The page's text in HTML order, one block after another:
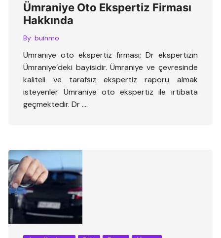
Ümraniye Oto Ekspertiz Firması
Hakkında
By: buinmo
Ümraniye oto ekspertiz firması; Dr ekspertizin
Ümraniye’deki bayisidir. Ümraniye ve çevresinde
kaliteli ve tarafsız ekspertiz raporu almak
isteyenler Ümraniye oto ekspertiz ile irtibata
geçmektedir. Dr ….